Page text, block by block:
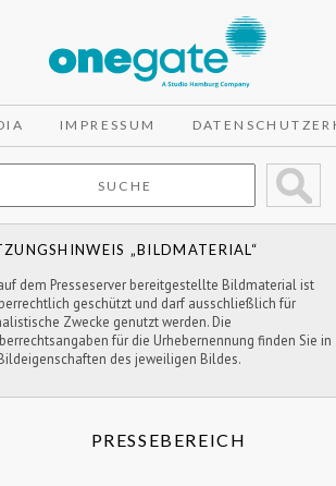
IMPRESSUM
„BILDMATERIAL“
dem Presseserver bereitgestellte Bildmaterial ist
geschützt und darf ausschließlich für
Zwecke genutzt werden. Die
für die Urhebernennung finden Sie in
des jeweiligen Bildes.
PRESSEBEREICH